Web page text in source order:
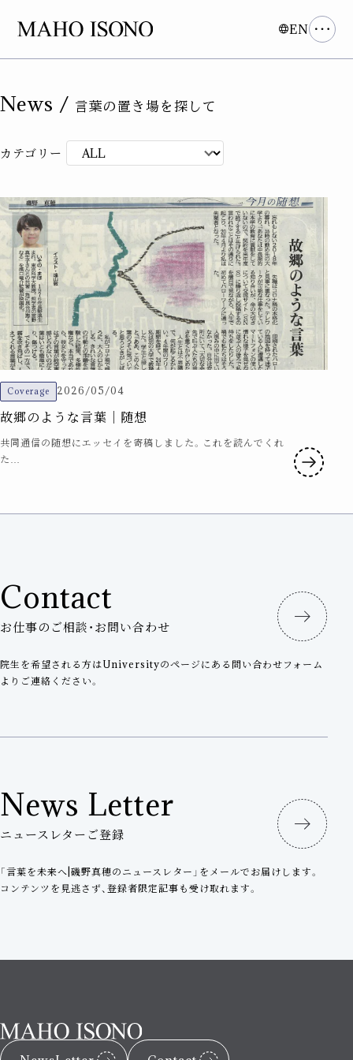
EN
News / 言葉の置き場を探して
カテゴリー
Coverage 2026/05/04
故郷のような言葉｜随想
共同通信の随想にエッセイを寄稿しました。これを読んでくれ
た…
Contact
お仕事のご相談・お問い合わせ
院生を希望される方はUniversityのページにある問い合わせフォーム
よりご連絡ください。
News Letter
ニュースレターご登録
「言葉を未来へ|磯野真穂のニュースレター」をメールでお届けします。
コンテンツを見逃さず、登録者限定記事も受け取れます。